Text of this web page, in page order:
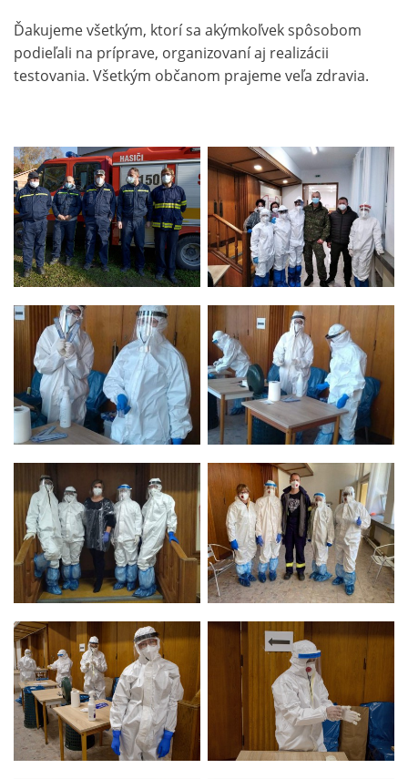
Ďakujeme všetkým, ktorí sa akýmkoľvek spôsobom
podieľali na príprave, organizovaní aj realizácii
testovania. Všetkým občanom prajeme veľa zdravia.